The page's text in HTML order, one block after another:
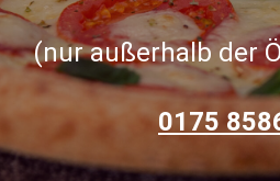
(nur außerhalb der
0175